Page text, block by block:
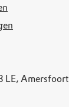
LE, Amersfoort